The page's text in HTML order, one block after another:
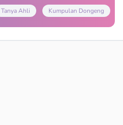
Tanya Ahli Kumpulan Dongeng